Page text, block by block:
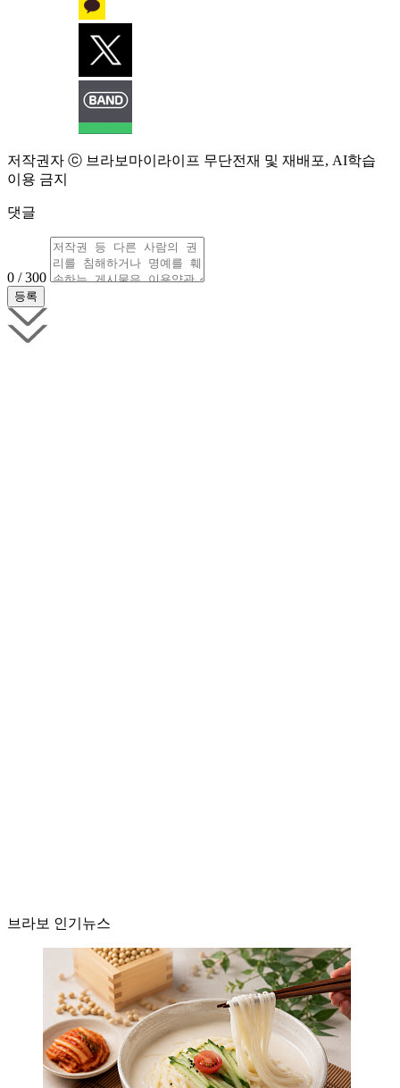
저작권자 ⓒ 브라보마이라이프 무단전재 및 재배포, AI학습
이용 금지
댓글
0 / 300
브라보 인기뉴스